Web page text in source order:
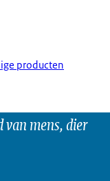
producten
van mens, dier